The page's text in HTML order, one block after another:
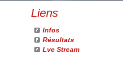
Liens
Infos
Résultats
Lve Stream